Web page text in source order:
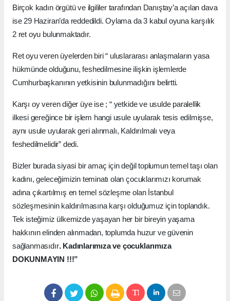
Birçok kadın örgütü ve ilgililer tarafından Danıştay’a açılan dava
ise 29 Haziran’da reddedildi. Oylama da 3 kabul oyuna karşılık
2 ret oyu bulunmaktadır.
Ret oyu veren üyelerden biri “ uluslararası anlaşmaların yasa
hükmünde olduğunu, feshedilmesine ilişkin işlemlerde
Cumhurbaşkanının yetkisinin bulunmadığını belirtti.
Karşı oy veren diğer üye ise ; “ yetkide ve usulde paralellik
ilkesi gereğince bir işlem hangi usule uyularak tesis edilmişse,
aynı usule uyularak geri alınmalı, Kaldırılmalı veya
feshedilmelidir” dedi.
Bizler burada siyasi bir amaç için değil toplumun temel taşı olan
kadını, geleceğimizin teminatı olan çocuklarımızı korumak
adına çıkartılmış en temel sözleşme olan İstanbul
sözleşmesinin kaldırılmasına karşı olduğumuz için toplandık.
Tek isteğimiz ülkemizde yaşayan her bir bireyin yaşama
hakkının elinden alınmadan, toplumda huzur ve güvenin
sağlanmasıdır. Kadınlarımıza ve çocuklarımıza
DOKUNMAYIN !!!”